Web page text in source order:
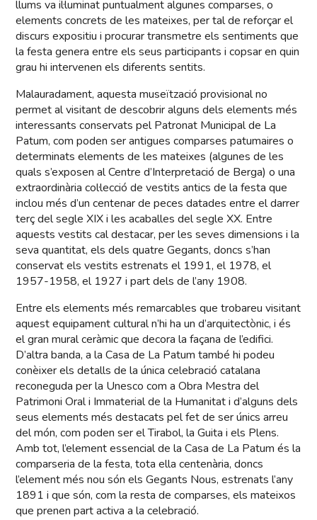
llums va il·luminat puntualment algunes comparses, o
elements concrets de les mateixes, per tal de reforçar el
discurs expositiu i procurar transmetre els sentiments que
la festa genera entre els seus participants i copsar en quin
grau hi intervenen els diferents sentits.
Malauradament, aquesta museïtzació provisional no
permet al visitant de descobrir alguns dels elements més
interessants conservats pel Patronat Municipal de La
Patum, com poden ser antigues comparses patumaires o
determinats elements de les mateixes (algunes de les
quals s’exposen al Centre d’Interpretació de Berga) o una
extraordinària col·lecció de vestits antics de la festa que
inclou més d’un centenar de peces datades entre el darrer
terç del segle XIX i les acaballes del segle XX. Entre
aquests vestits cal destacar, per les seves dimensions i la
seva quantitat, els dels quatre Gegants, doncs s’han
conservat els vestits estrenats el 1991, el 1978, el
1957-1958, el 1927 i part dels de l’any 1908.
Entre els elements més remarcables que trobareu visitant
aquest equipament cultural n’hi ha un d’arquitectònic, i és
el gran mural ceràmic que decora la façana de l’edifici.
D’altra banda, a la Casa de La Patum també hi podeu
conèixer els detalls de la única celebració catalana
reconeguda per la Unesco com a Obra Mestra del
Patrimoni Oral i Immaterial de la Humanitat i d’alguns dels
seus elements més destacats pel fet de ser únics arreu
del món, com poden ser el Tirabol, la Guita i els Plens.
Amb tot, l’element essencial de la Casa de La Patum és la
comparseria de la festa, tota ella centenària, doncs
l’element més nou són els Gegants Nous, estrenats l’any
1891 i que són, com la resta de comparses, els mateixos
que prenen part activa a la celebració.